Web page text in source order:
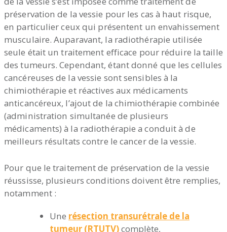
préservation de la vessie pour les cas à haut risque,
en particulier ceux qui présentent un envahissement
musculaire. Auparavant, la radiothérapie utilisée
seule était un traitement efficace pour réduire la taille
des tumeurs. Cependant, étant donné que les cellules
cancéreuses de la vessie sont sensibles à la
chimiothérapie et réactives aux médicaments
anticancéreux, l’ajout de la chimiothérapie combinée
(administration simultanée de plusieurs
médicaments) à la radiothérapie a conduit à de
meilleurs résultats contre le cancer de la vessie.
Pour que le traitement de préservation de la vessie
réussisse, plusieurs conditions doivent être remplies,
notamment :
Une résection transurétrale de la
tumeur (RTUTV)complète,